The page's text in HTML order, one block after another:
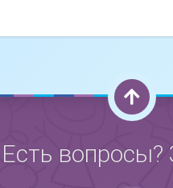
Есть вопросы?